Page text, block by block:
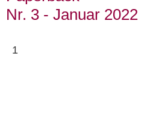
Nr. 3 - Januar 2022
1